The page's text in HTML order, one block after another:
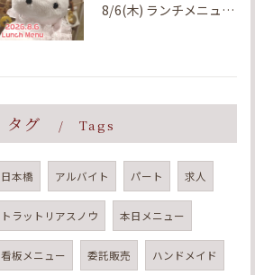
8/6(木) ランチメニューのご案内
タグ Tags
日本橋 アルバイト パート 求人
トラットリアスノウ 本日メニュー
看板メニュー 委託販売 ハンドメイド